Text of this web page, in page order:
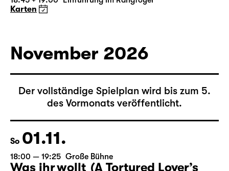
Karten
November 2026
Der vollständige Spielplan wird bis zum 5.
des Vormonats veröffentlicht.
So 01.11.
18:00 — 19:25 Große Bühne
Was ihr wollt (A Tortured Lover’s